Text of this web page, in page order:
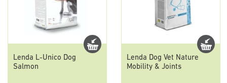
Lenda L-Unico Dog
Salmon
Lenda Dog Vet Nature
Mobility & Joints